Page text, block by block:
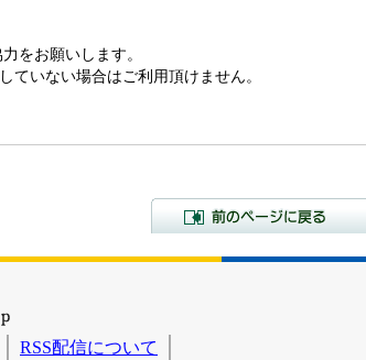
をお願いします。
いない場合はご利用頂けません。
RSS配信について